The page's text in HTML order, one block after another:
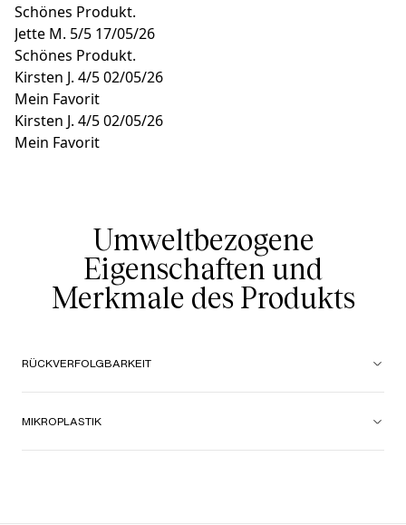
Schönes Produkt.
Jette M. 5/5 17/05/26
Schönes Produkt.
Kirsten J. 4/502/05/26
Mein Favorit
Kirsten J. 4/502/05/26
Mein Favorit
Umweltbezogene
Eigenschaften und
Merkmale des Produkts
RÜCKVERFOLGBARKEIT
MIKROPLASTIK